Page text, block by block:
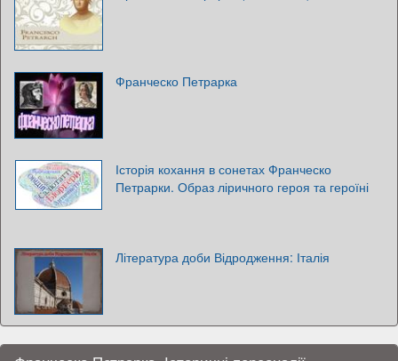
Франческо Петрарка
Історія кохання в сонетах Франческо
Петрарки. Образ ліричного героя та героїні
Література доби Відродження: Італія